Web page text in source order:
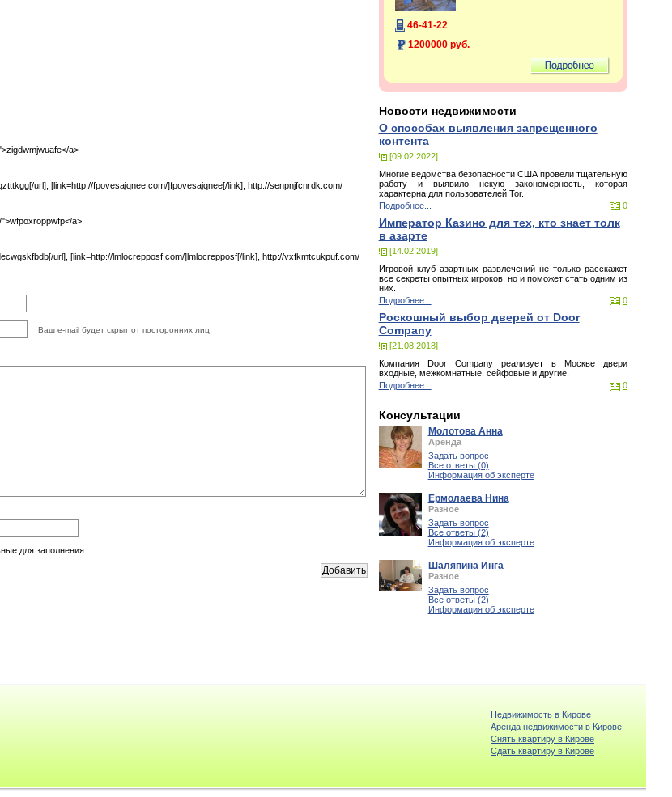
a>
url], [link=http://fpovesajqnee.com/]fpovesajqnee[/link], http://senpnjfcnrdk.com/
a>
url], [link=http://lmlocrepposf.com/]lmlocrepposf[/link], http://vxfkmtcukpuf.com/
Ваш e-mail будет скрыт от посторонних лиц
для заполнения.
46-41-22
1200000 руб.
Новости недвижимости
О способах выявления запрещенного
контента
[09.02.2022]
Многие ведомства безопасности США провели тщательную
работу и выявило некую закономерность, которая
характерна для пользователей Tor.
Подробнее...
0
Император Казино для тех, кто знает толк
в азарте
[14.02.2019]
Игровой клуб азартных развлечений не только расскажет
все секреты опытных игроков, но и поможет стать одним из
них.
Подробнее...
0
Роскошный выбор дверей от Door
Company
[21.08.2018]
Компания Door Company реализует в Москве двери
входные, межкомнатные, сейфовые и другие.
Подробнее...
0
Консультации
Молотова Анна
Аренда
Задать вопрос
Все ответы (0)
Информация об эксперте
Ермолаева Нина
Разное
Задать вопрос
Все ответы (2)
Информация об эксперте
Шаляпина Инга
Разное
Задать вопрос
Все ответы (2)
Информация об эксперте
Недвижимость в Кирове
Аренда недвижимости в Кирове
Снять квартиру в Кирове
Cдать квартиру в Кирове